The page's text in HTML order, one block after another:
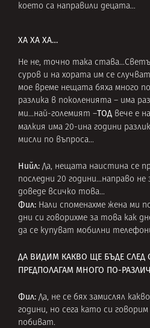
което са направили децата…
ХА ХА ХА…
Не не, точно така
суров и на хората им се
мое време нещата бяха много
разлика в поколенията – има
ми…най-големият –ТОД вече е
малкия има 20-ина години
мисли по въпроса…
Нийл: Да, нещата наистина се
последни 20 години…направо
доведе всичко това…
Фил: Нали споменахме жена ми
дни си говорихме за това как
да се купуват мобилни
ДА ВИДИМ КАКВО ЩЕ БЪДЕ СЛЕД
ПРЕДПОЛАГАМ МНОГО ПО-
Фил: Да, не се бях замислял
години, но сега като си
побиват.